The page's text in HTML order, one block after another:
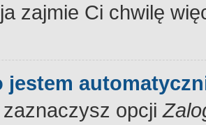
zajmie Ci chwilę
jestem
zaznaczysz opcji